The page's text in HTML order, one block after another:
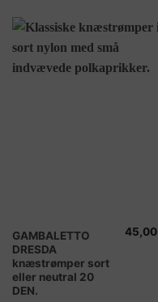
vælges
varesiden
GAMBALETTO
DRESDA
knæstrømper sort
eller neutral 20
DEN.
45,00
Dette
vare
har
flere